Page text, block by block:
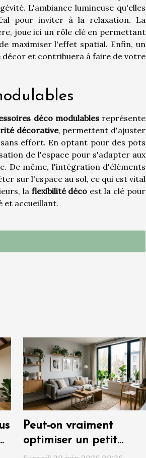
L'ambiance lumineuse qu'elles
pour inviter à la relaxation. La
joue ici un rôle clé en permettant
maximiser l'effet spatial. Enfin, un
décor et contribuera à faire de votre
déco modulablesreprésente
décorative, permettent d'ajuster
effort. En optant pour des pots
de l'espace pour s'adapter aux
De même, l'intégration d'éléments
sur l'espace au sol, ce qui est vital
la flexibilité déco est la clé pour
et accueillant.
Peut-on vraiment
optimiser un petit
espace sans sacrifier le